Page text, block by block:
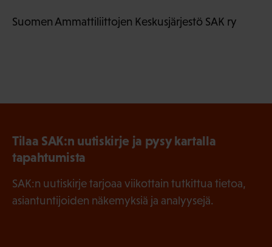
Suomen Ammattiliittojen Keskusjärjestö SAK ry
Tilaa SAK:n uutiskirje ja pysy kartalla
tapahtumista
SAK:n uutiskirje tarjoaa viikottain tutkittua tietoa,
asiantuntijoiden näkemyksiä ja analyysejä.